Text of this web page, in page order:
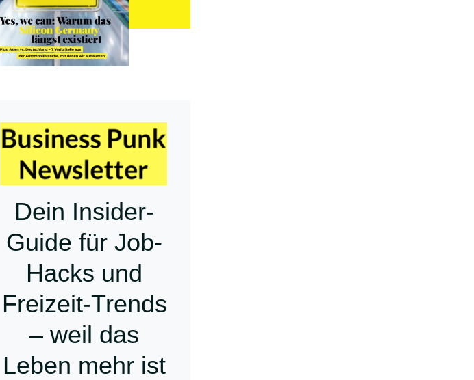
Dein Insider-
Guide für Job-
Hacks und
Freizeit-Trends
– weil das
Leben mehr ist